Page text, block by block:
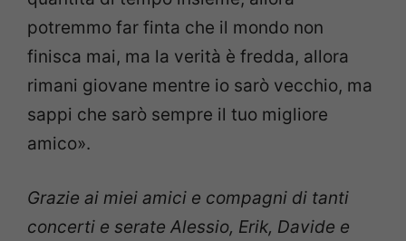
potremmo far finta che il mondo non
finisca mai, ma la verità è fredda, allora
rimani giovane mentre io sarò vecchio, ma
sappi che sarò sempre il tuo migliore
amico».
Grazie ai miei amici e compagni di tanti
concerti e serate Alessio, Erik, Davide e